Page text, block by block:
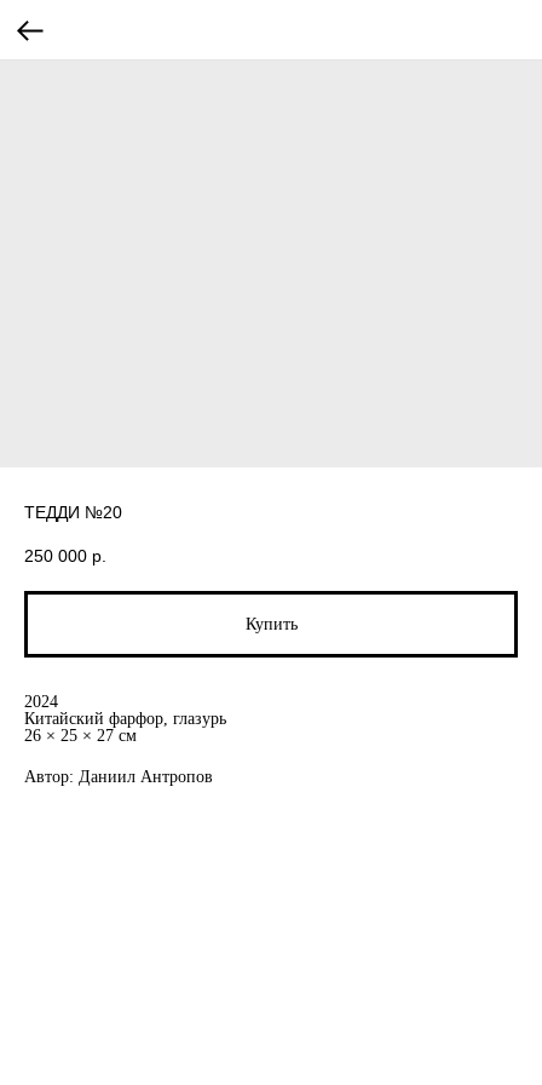
ТЕДДИ №20
250 000 р.
Купить
2024
Китайский фарфор, глазурь
26 × 25 × 27 см
Автор: Даниил Антропов